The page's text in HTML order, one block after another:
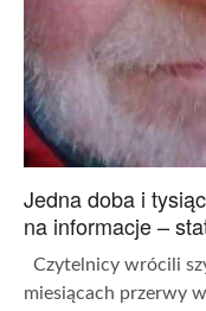
Jedna doba i
na informacje –
Czytelnicy wrócili
miesiącach przerwy